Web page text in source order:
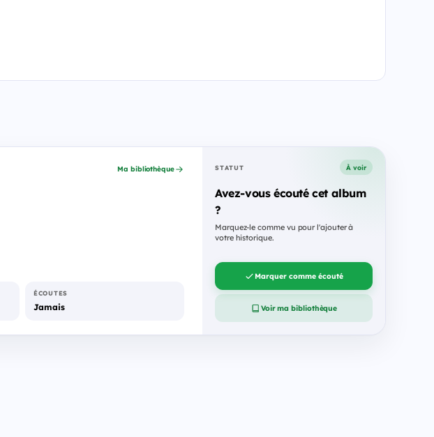
Ma bibliothèque
ÉCOUTES
Jamais
STATUT À voir
Avez-vous écouté cet album
?
Marquez-le comme vu pour l'ajouter à
votre historique.
Marquer comme écouté
Voir ma bibliothèque